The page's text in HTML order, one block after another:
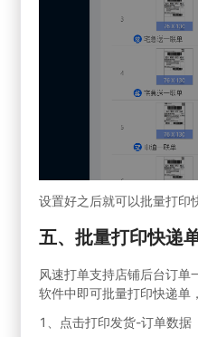
设置好之后就可以批量打印
五、批量打印快递
风速打单支持店铺后台订单
软件中即可批量打印快递单
1、点击打印发货-订单数据